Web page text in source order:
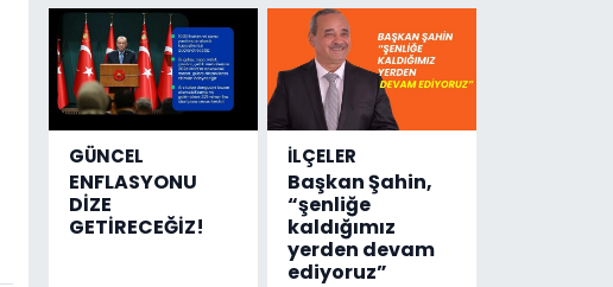
Emniyete
4,5 milyon
liralık
destek
çıktı
GÜNCEL
ENFLASYONU
DİZE
GETİRECEĞİZ!
İLÇELER
Başkan Şahin,
“şenliğe
kaldığımız
yerden devam
ediyoruz”